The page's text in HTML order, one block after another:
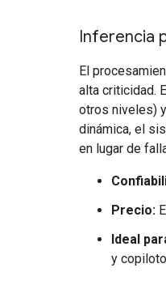
Inferencia
El
alta criticidad.
otros niveles)
dinámica, el
en lugar de
Precio:
Ideal
y